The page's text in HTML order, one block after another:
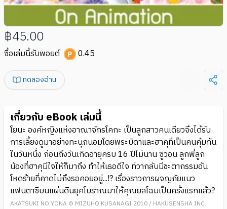
฿45.00
ซื้อเล่มนี้รับพอยต์ 0.45
ทดลองอ่าน
เกี่ยวกับ eBook เล่มนี้
โยนะ องค์หญิงแห่งอาณาจักรโคกะ เป็นลูกสาวคนเดียวจึงได้รับ
การเลี้ยงดูมาอย่างทะนุถนอมโดยพระบิดาและฮาคุที่เป็นคนคุ้มกัน
ในวันหนึ่ง ก่อนถึงวันเกิดอายุครบ 16 ปีไม่นาน ซูวอน ลูกพี่ลูก
น้องที่ฮาคุมีใจให้ก็มาถึง ทำให้เธอดีใจ ท่วากลับมีชะตากรรมอัน
โหดร้ายที่คาดไม่ถึงรอคอยอยู่...!? เรื่องราวการผจญภัยแนว
แฟนตาซีบนแผ่นดินยุคโบราณมาให้คุณยลโฉมเป็นครั้งแรกแล้ว?
AKATSUKI NO YONA © MIZUHO KUSANAGI 2010 / HAKUSENSHA INC.